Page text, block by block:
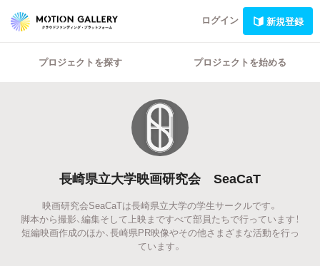
ログイン 新規登録
プロジェクトを探す プロジェクトを始める
長崎県立大学映画研究会 SeaCaT
映画研究会SeaCaTは長崎県立大学の学生サークルです。
脚本から撮影、編集そして上映まですべて部員たちで行っています！
短編映画作成のほか、長崎県PR映像やその他さまざまな活動を行っ
ています。